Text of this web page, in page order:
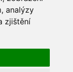
analýzy
zjištění